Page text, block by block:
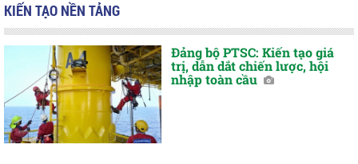
KIẾN TẠO NỀN TẢNG
Đảng bộ PTSC: Kiến tạo giá
trị, dẫn dắt chiến lược, hội
nhập toàn cầu